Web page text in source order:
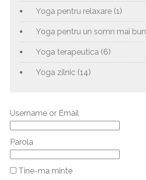
Yoga pentru relaxare (1)
Yoga pentru un somn mai bun
Yoga terapeutica (6)
Yoga zilnic (14)
Username or Email
Parola
Tine-ma minte